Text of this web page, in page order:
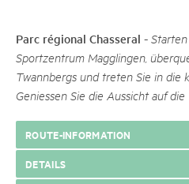
Parc régional Chasseral -
Sportzentrum Magglingen,
Twannbergs und treten Sie in die
Geniessen Sie die Aussicht auf
ROUTE-INFORMATION
DETAILS